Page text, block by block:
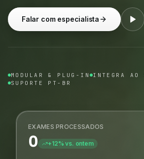
Falar com especialista
MODULAR & PLUG-IN INTEGRA AO
SUPORTE PT-BR
EXAMES PROCESSADOS
0 +12% vs. ontem